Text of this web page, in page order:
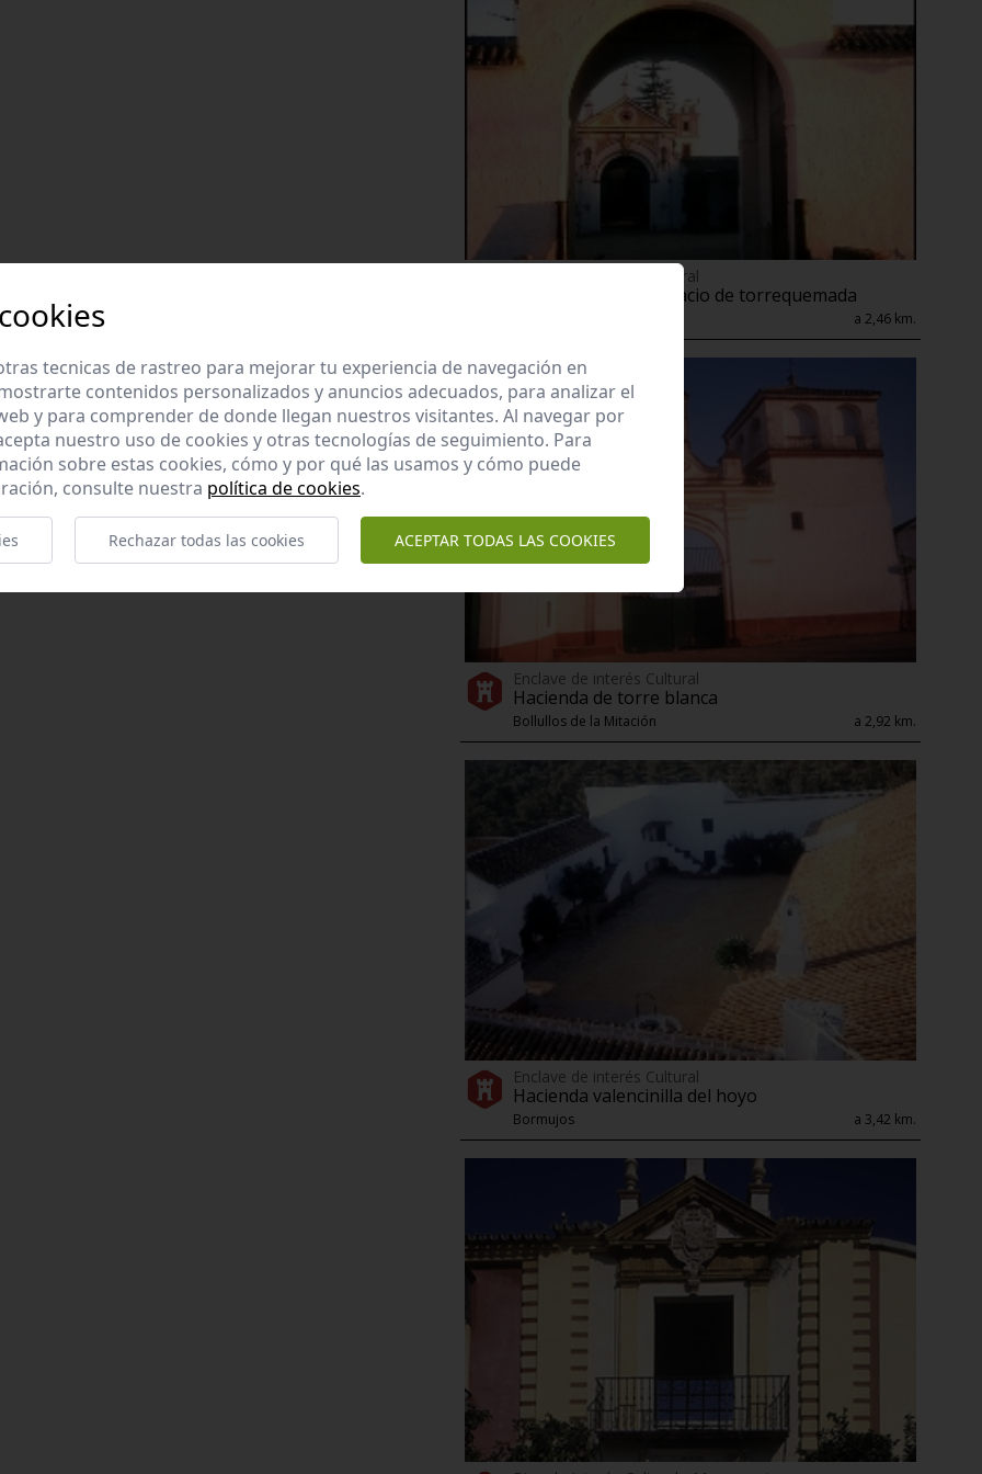
Enclave de interés Cultural
Hacienda de san ignacio de torrequemada
a 2,46 km.
Enclave de interés Cultural
Hacienda de torre blanca
Bollullos de la Mitación a 2,92 km.
Enclave de interés Cultural
Hacienda valencinilla del hoyo
Bormujos a 3,42 km.
tecnicas de rastreo para mejorar tu experiencia de navegación en
contenidos personalizados y anuncios adecuados, para analizar el
y para comprender de donde llegan nuestros visitantes. Al navegar por
nuestro uso de cookies y otras tecnologías de seguimiento. Para
sobre estas cookies, cómo y por qué las usamos y cómo puede
consulte nuestra política de cookies.
Rechazar todas las cookies ACEPTAR TODAS LAS COOKIES